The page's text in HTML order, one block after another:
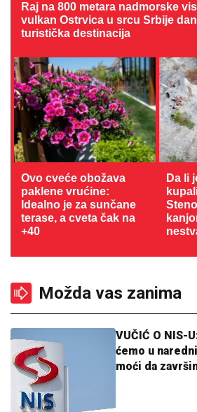
Raj na 800 metara nadmorske
vulkan Ostrvica u srcu Srbije
turistička destinacija
Ovo cveće obožava
paklene vrućine:
Idealno je za sunčane
terase, a cveta čak na
+40
Da li
Možda vas zanima
VUČIĆ O NIS-
ćemo u
moći da